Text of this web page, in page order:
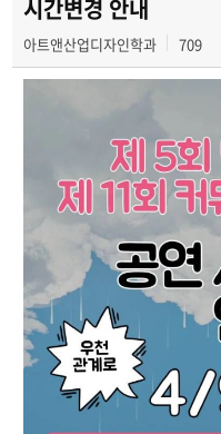
시간변경 안내
아트앤산업디자인학과 709